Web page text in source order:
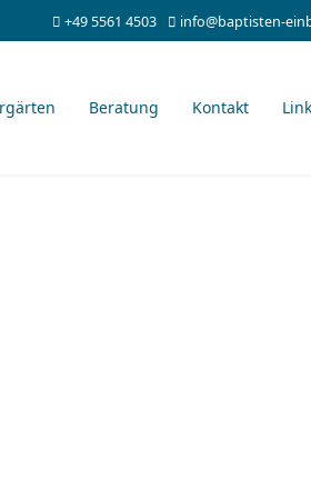
+49 5561 4503 info@baptisten-
Beratung Kontakt